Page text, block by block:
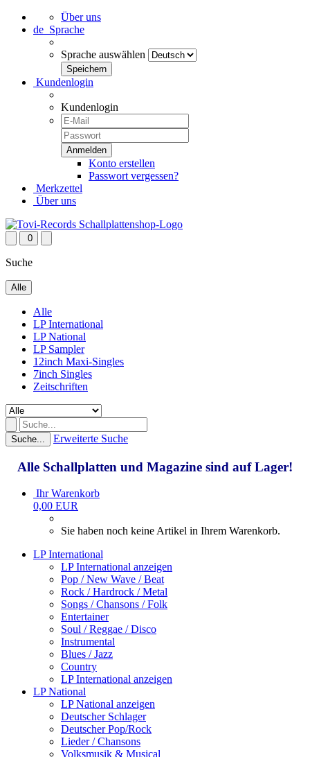
Über uns
de Sprache
Sprache auswählen
Kundenlogin
Kundenlogin
Konto erstellen
Passwort vergessen?
Merkzettel
Über uns
0
Suche
Alle
Alle
LP International
LP National
LP Sampler
12inch Maxi-Singles
7inch Singles
Zeitschriften
Suche... Erweiterte Suche
Alle Schallplatten und Magazine sind auf Lager!
Ihr Warenkorb
0,00 EUR
Sie haben noch keine Artikel in Ihrem Warenkorb.
LP International
LP International anzeigen
Pop / New Wave / Beat
Rock / Hardrock / Metal
Songs / Chansons / Folk
Entertainer
Soul / Reggae / Disco
Instrumental
Blues / Jazz
Country
LP International anzeigen
LP National
LP National anzeigen
Deutscher Schlager
Deutscher Pop/Rock
Lieder / Chansons
Volksmusik & Musical